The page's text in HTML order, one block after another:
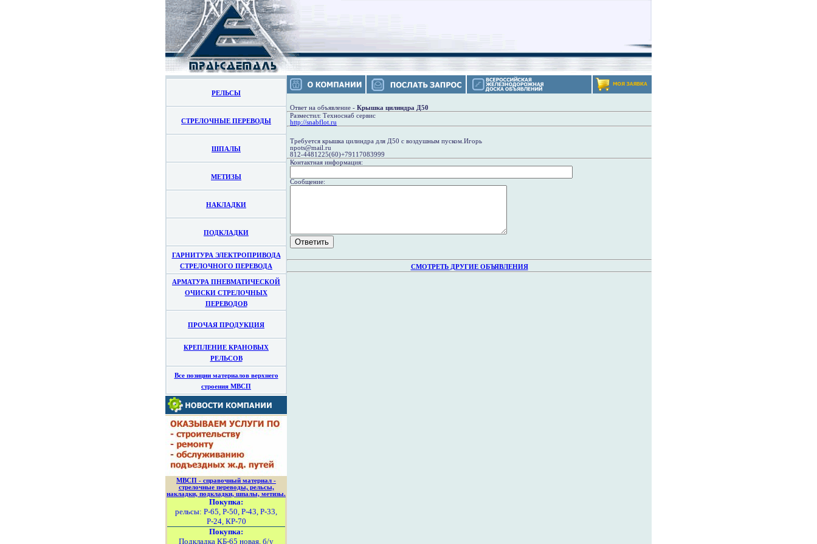
РЕЛЬСЫ
СТРЕЛОЧНЫЕ ПЕРЕВОДЫ
ШПАЛЫ
МЕТИЗЫ
НАКЛАДКИ
ПОДКЛАДКИ
ГАРНИТУРА ЭЛЕКТРОПРИВОДА
СТРЕЛОЧНОГО ПЕРЕВОДА
АРМАТУРА ПНЕВМАТИЧЕСКОЙ
ОЧИСКИ СТРЕЛОЧНЫХ
ПЕРЕВОДОВ
ПРОЧАЯ ПРОДУКЦИЯ
КРЕПЛЕНИЕ КРАНОВЫХ
РЕЛЬСОВ
Все позиции материалов верхнего
строения МВСП
МВСП - справочный материал -
стрелочные переводы, рельсы,
накладки, подкладки, шпалы, метизы.
Покупка:
рельсы: Р-65, Р-50, Р-43, Р-33,
Р-24, КР-70
Покупка:
Подкладка КБ-65 новая, б/у
Ответ на объявление - Крышка цилиндра Д50
Разместил: Техноснаб сервис
http://snabflot.ru
Требуется крышка цилиндра для Д50 с воздушным пуском.Игорь
npots@mail.ru
812-4481225(60)+79117083999
Контактная информация:
Сообщение:
СМОТРЕТЬ ДРУГИЕ ОБЪЯВЛЕНИЯ